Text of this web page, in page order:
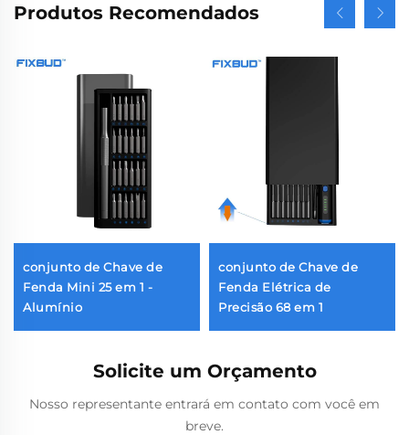
Produtos Recomendados
conjunto de Chave de
Fenda Mini 25 em 1 -
Alumínio
conjunto de Chave de
Fenda Elétrica de
Precisão 68 em 1
Solicite um Orçamento
Nosso representante entrará em contato com você em
breve.